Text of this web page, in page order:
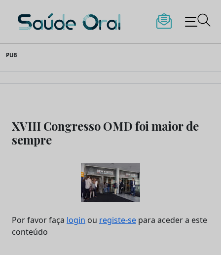
to
content
Saúde Oral
PUB
XVIII Congresso OMD foi maior de
sempre
Por favor faça login ou registe-se para aceder a este
conteúdo